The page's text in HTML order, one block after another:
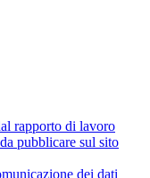
rapporto di lavoro
pubblicare sul sito
dei dati